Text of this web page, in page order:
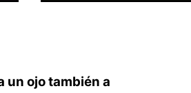
un ojo también a